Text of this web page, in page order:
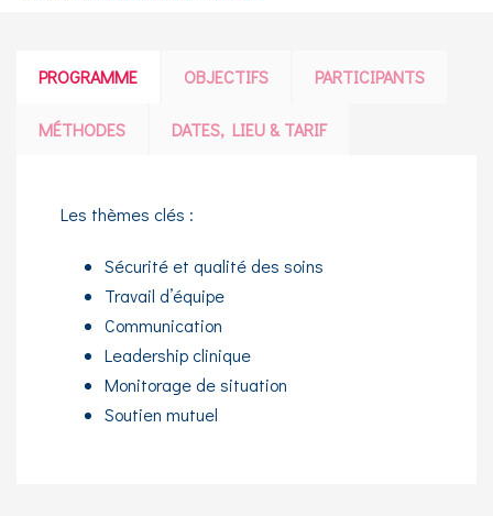
PROGRAMME OBJECTIFS PARTICIPANTS
MÉTHODES DATES, LIEU & TARIF
Les thèmes clés :
Sécurité et qualité des soins
Travail d’équipe
Communication
Leadership clinique
Monitorage de situation
Soutien mutuel